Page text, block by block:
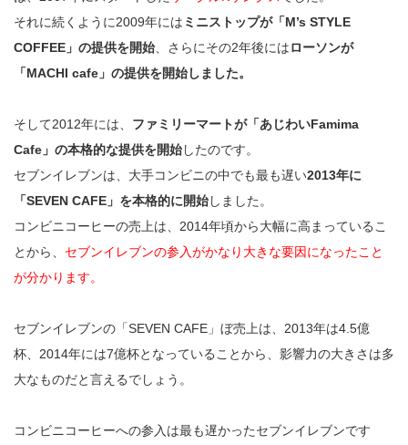
それに続くように2009年には ミニストップが「M’s STYLE
COFFEE」の提供を開始、さらにその2年後にはローソンが
「MACHI cafe」の提供を開始しました。
そして2012年には、 ファミリーマートが「あじわいFamima
Cafe」の本格的な提供を開始したのです。
セブンイレブンは、大手コンビニの中でも最も遅い2013年に
「SEVEN CAFE」を本格的に開始しました。
コンビニコーヒーの売上は、2014年頃から大幅に高まっているこ
とから、 セブンイレブンの参入がかなり大きな要因になったこと
が分かります。
セブンイレブンの「SEVEN CAFE」ぼ売上は、2013年は4.5億
杯、2014年には7億杯となっていることから、影響力の大きさは多
大なものだと言えるでしょう。
コンビニコーヒーへの参入は最も遅かったセブンイレブンです